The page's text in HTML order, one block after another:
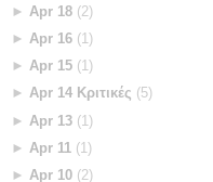
► Apr 18 (2)
► Apr 16 (1)
►Apr 15 (1)
►Apr 14 Κριτικές (5)
► Apr 13 (1)
► Apr 11 (1)
►Apr 10 (2)